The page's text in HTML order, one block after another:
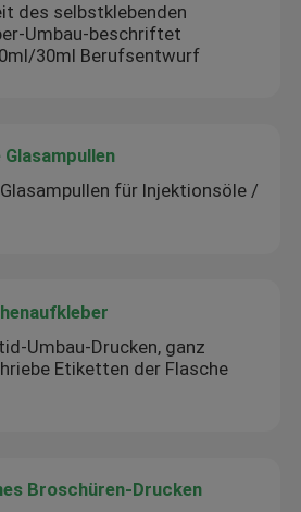
des selbstklebenden
Umbau-beschriftet
30ml Berufsentwurf
für Injektionsöle /
Umbau-Drucken, ganz
Etiketten der Flasche
Broschüren-Drucken